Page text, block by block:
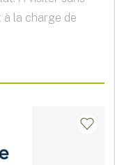
à la charge de